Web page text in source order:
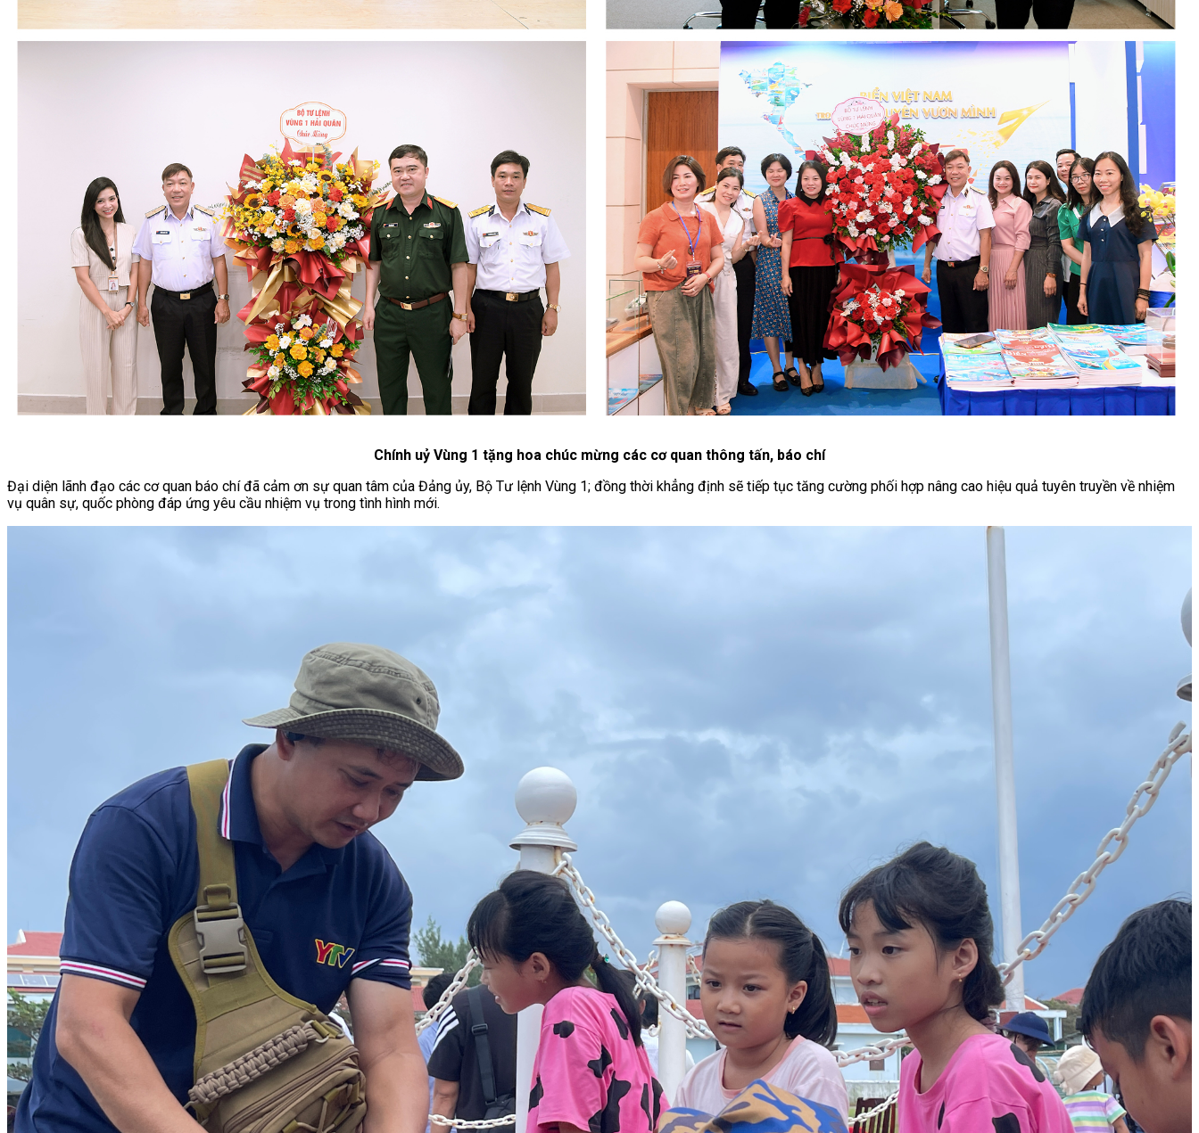
Chính uỷ Vùng 1 tặng hoa chúc mừng các cơ quan thông tấn, báo chí
Đại diện lãnh đạo các cơ quan báo chí đã cảm ơn sự quan tâm của Đảng ủy, Bộ Tư lệnh Vùng 1; đồng thời khẳng định sẽ tiếp tục tăng cường phối hợp nâng cao hiệu quả tuyên truyền về nhiệm
vụ quân sự, quốc phòng đáp ứng yêu cầu nhiệm vụ trong tình hình mới.